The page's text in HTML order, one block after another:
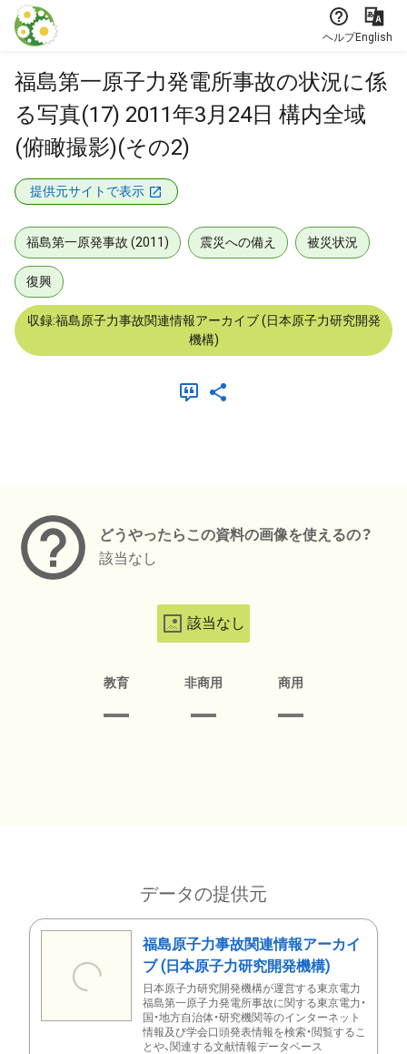
本文に飛ぶ
ヘルプEnglish
福島第一原子力発電所事故の状況に係
る写真(17) 2011年3月24日 構内全域
(俯瞰撮影)(その2)
提供元サイトで表示
福島第一原発事故 (2011) 震災への備え 被災状況
復興
収録:福島原子力事故関連情報アーカイブ (日本原子力研究開発
機構)
どうやったらこの資料の画像を使えるの？
該当なし
該当なし
教育 非商用 商用
データの提供元
福島原子力事故関連情報アーカイ
ブ (日本原子力研究開発機構)
日本原子力研究開発機構が運営する東京電力
福島第一原子力発電所事故に関する東京電力・
国・地方自治体・研究機関等のインターネット
情報及び学会口頭発表情報を検索・閲覧するこ
とや、関連する文献情報データベース